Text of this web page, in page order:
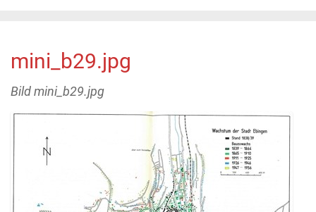
mini_b29.jpg
Bild mini_b29.jpg